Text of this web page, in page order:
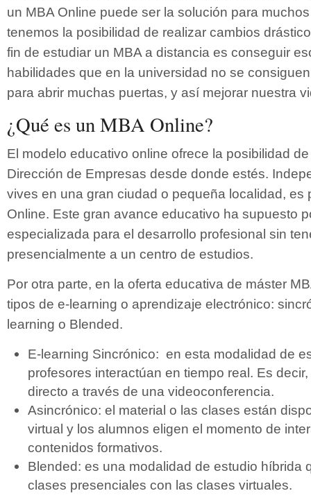
un MBA Online puede ser la solución para
tenemos la posibilidad de realizar cambios
fin de estudiar un MBA a distancia es conseguir
habilidades que en la universidad no se
para abrir muchas puertas, y así mejorar nuestra
¿Qué es un MBA Online?
El modelo educativo online ofrece la posibilidad
Dirección de Empresas desde donde estés.
vives en una gran ciudad o pequeña localidad, es
Online. Este gran avance educativo ha supuesto
especializada para el desarrollo profesional sin
presencialmente a un centro de estudios.
Por otra parte, en la oferta educativa de máster
tipos de e-learning o aprendizaje electrónico:
learning o Blended.
E-learning Sincrónico: en esta modalidad de
profesores interactúan en tiempo real. Es
directo a través de una videoconferencia.
Asincrónico: el material o las clases están
virtual y los alumnos eligen el momento de
contenidos formativos.
Blended: es una modalidad de estudio híbrida
clases presenciales con las clases virtuales.